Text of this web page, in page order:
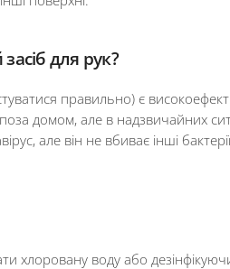
для рук?
правильно) є
домом, але в надзвичайних
але він не вбиває інші
воду або